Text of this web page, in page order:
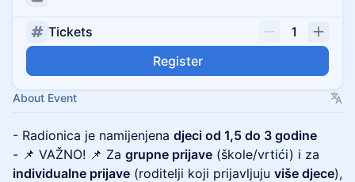
Tickets
1
Register
About Event
- Radionica je namijenjena djeci od 1,5 do 3 godine
- 📌 VAŽNO! 📌 Za grupne prijave (škole/vrtići) i za
individualne prijave (roditelji koji prijavljuju više djece),